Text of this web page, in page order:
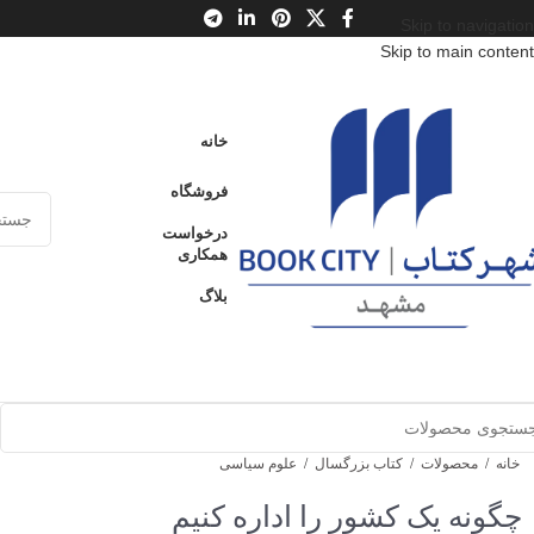
Skip to main content
خانه
فروشگاه
درخواست
همکاری
بلاگ
خانه / محصولات / کتاب بزرگسال / علوم سیاسی
چگونه یک کشور را اداره کنیم